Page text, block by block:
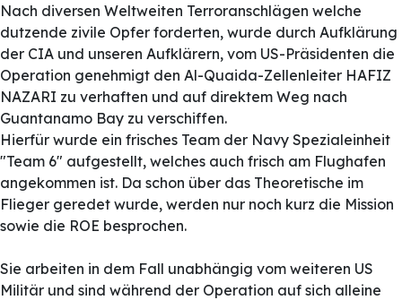
Nach diversen Weltweiten Terroranschlägen welche
dutzende zivile Opfer forderten, wurde durch Aufklärung
der CIA und unseren Aufklärern, vom US-Präsidenten die
Operation genehmigt den Al-Quaida-Zellenleiter HAFIZ
NAZARI zu verhaften und auf direktem Weg nach
Guantanamo Bay zu verschiffen.
Hierfür wurde ein frisches Team der Navy Spezialeinheit
"Team 6" aufgestellt, welches auch frisch am Flughafen
angekommen ist. Da schon über das Theoretische im
Flieger geredet wurde, werden nur noch kurz die Mission
sowie die ROE besprochen.
Sie arbeiten in dem Fall unabhängig vom weiteren US
Militär und sind während der Operation auf sich alleine